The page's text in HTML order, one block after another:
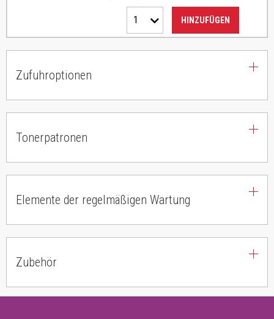
1 HINZUFÜGEN
Zufuhroptionen
Tonerpatronen
Elemente der regelmäßigen Wartung
Zubehör